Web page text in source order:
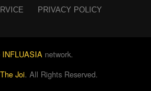
PRIVACY POLICY
INFLUASIA network.
The Joi. All Rights Reserved.